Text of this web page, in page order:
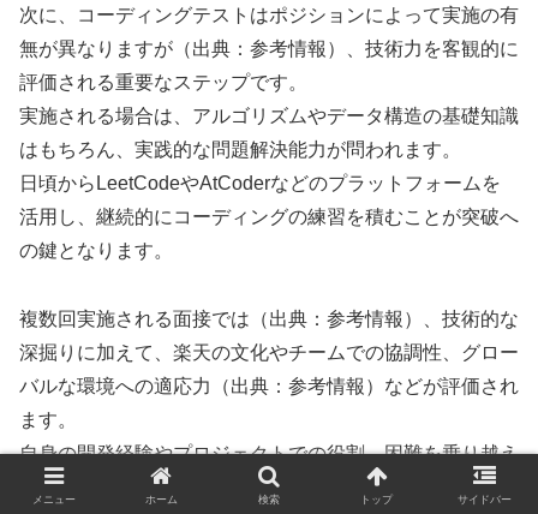
次に、コーディングテストはポジションによって実施の有
無が異なりますが（出典：参考情報）、技術力を客観的に
評価される重要なステップです。
実施される場合は、アルゴリズムやデータ構造の基礎知識
はもちろん、実践的な問題解決能力が問われます。
日頃からLeetCodeやAtCoderなどのプラットフォームを
活用し、継続的にコーディングの練習を積むことが突破へ
の鍵となります。
複数回実施される面接では（出典：参考情報）、技術的な
深掘りに加えて、楽天の文化やチームでの協調性、グロー
バルな環境への適応力（出典：参考情報）などが評価され
ます。
自身の開発経験やプロジェクトでの役割、困難を乗り越え
た経験などを具体的なエピソードを交えて説明し、学びや
メニュー ホーム 検索 トップ サイドバー